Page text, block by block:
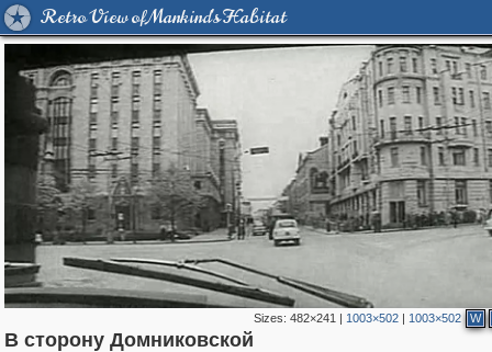
Retro View of Mankind's Habitat
Sizes:482×241 | 1003×502 | 1003×502 W
В сторону Домниковской
1,406,257 29,243
319,779 8,286
159,978 5,916 6,976